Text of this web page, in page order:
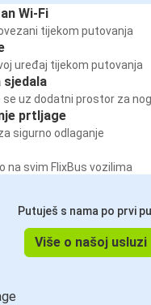
Wi-Fi
tijekom putovanja
uređaj tijekom putovanja
sjedala
uz dodatni prostor za
prtljage
sigurno odlaganje
na svim FlixBus vozilima
Putuješ s nama po prvi
Više o našoj usluzi